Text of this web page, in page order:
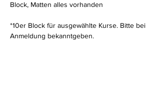
Block, Matten alles vorhanden
*10er Block für ausgewählte Kurse. Bitte bei
Anmeldung bekanntgeben.